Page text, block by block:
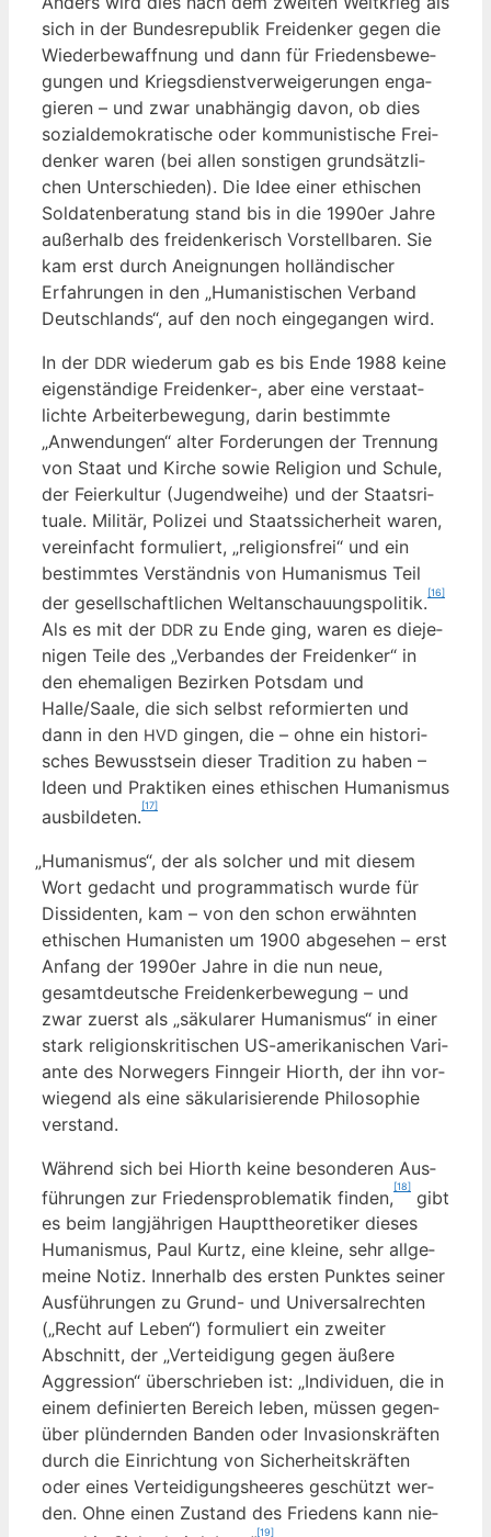
sich in der Bun­des­re­pu­blik Frei­den­ker gegen die
Wie­der­be­waff­nung und dann für Frie­dens­be­we­
gun­gen und Kriegs­dienst­ver­wei­ge­run­gen enga­
gie­ren – und zwar unab­hän­gig davon, ob dies
sozi­al­de­mo­kra­ti­sche oder kom­mu­nis­ti­sche Frei­
den­ker waren (bei allen sons­ti­gen grund­sätz­li­
chen Unter­schie­den). Die Idee einer ethi­schen
Sol­da­ten­be­ra­tung stand bis in die 1990er Jah­re
außer­halb des frei­den­ke­risch Vor­stell­ba­ren. Sie
kam erst durch Aneig­nun­gen hol­län­di­scher
Erfah­run­gen in den „Huma­nis­ti­schen Ver­band
Deutsch­lands“, auf den noch ein­ge­gan­gen wird.
In der DDR wie­der­um gab es bis Ende 1988 kei­ne
eigen­stän­di­ge Freidenker‑, aber eine ver­staat­
lich­te Arbei­ter­be­we­gung, dar­in bestimm­te
„Anwen­dun­gen“ alter For­de­run­gen der Tren­nung
von Staat und Kir­che sowie Reli­gi­on und Schu­le,
der Fei­er­kul­tur (Jugend­wei­he) und der Staats­ri­
tua­le. Mili­tär, Poli­zei und Staats­si­cher­heit waren,
ver­ein­facht for­mu­liert, „reli­gi­ons­frei“ und ein
bestimm­tes Ver­ständ­nis von Huma­nis­mus Teil
der gesell­schaft­li­chen Welt­an­schau­ungs­po­li­tik.
[16]
Als es mit der DDR zu Ende ging, waren es die­je­
ni­gen Tei­le des „Ver­ban­des der Frei­den­ker“ in
den ehe­ma­li­gen Bezir­ken Pots­dam und
Halle/Saale, die sich selbst refor­mier­ten und
dann in den HVD gin­gen, die – ohne ein his­to­ri­
sches Bewusst­sein die­ser Tra­di­ti­on zu haben –
Ideen und Prak­ti­ken eines ethi­schen Huma­nis­mus
aus­bil­de­ten.
[17]
„Huma­nis­mus“, der als sol­cher und mit die­sem
Wort gedacht und pro­gram­ma­tisch wur­de für
Dis­si­den­ten, kam – von den schon erwähn­ten
ethi­schen Huma­nis­ten um 1900 abge­se­hen – erst
Anfang der 1990er Jah­re in die nun neue,
gesamt­deut­sche Frei­den­ker­be­we­gung – und
zwar zuerst als „säku­la­rer Huma­nis­mus“ in einer
stark reli­gi­ons­kri­ti­schen US-ame­ri­ka­ni­schen Vari­
an­te des Nor­we­gers Finn­ge­ir Hiorth, der ihn vor­
wie­gend als eine säku­la­ri­sie­ren­de Phi­lo­so­phie
verstand.
Wäh­rend sich bei Hiorth kei­ne beson­de­ren Aus­
füh­run­gen zur Frie­dens­pro­ble­ma­tik fin­den,
[18]
gibt
es beim lang­jäh­ri­gen Haupt­theo­re­ti­ker die­ses
Huma­nis­mus, Paul Kurtz, eine klei­ne, sehr all­ge­
mei­ne Notiz. Inner­halb des ers­ten Punk­tes sei­ner
Aus­füh­run­gen zu Grund- und Uni­ver­sal­rech­ten
(„Recht auf Leben“) for­mu­liert ein zwei­ter
Abschnitt, der „Ver­tei­di­gung gegen äuße­re
Aggres­si­on“ über­schrie­ben ist: „Indi­vi­du­en, die in
einem defi­nier­ten Bereich leben, müs­sen gegen­
über plün­dern­den Ban­den oder Inva­si­ons­kräf­ten
durch die Ein­rich­tung von Sicher­heits­kräf­ten
oder eines Ver­tei­di­gungs­hee­res geschützt wer­
den. Ohne einen Zustand des Frie­dens kann nie­
[19]